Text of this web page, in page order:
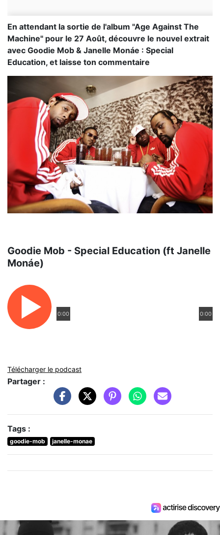
En attendant la sortie de l'album "Age Against The
Machine" pour le 27 Août, découvre le nouvel extrait
avec Goodie Mob & Janelle Monáe : Special
Education, et laisse ton commentaire
Goodie Mob - Special Education (ft Janelle
Monáe)
0:00 0:00
Télécharger le podcast
Partager :
Tags :
goodie-mob janelle-monae